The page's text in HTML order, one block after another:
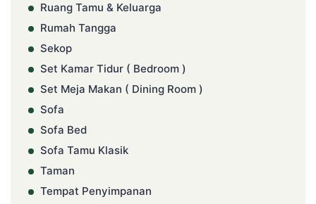
Ruang Tamu & Keluarga
Rumah Tangga
Sekop
Set Kamar Tidur ( Bedroom )
Set Meja Makan ( Dining Room )
Sofa
Sofa Bed
Sofa Tamu Klasik
Taman
Tempat Penyimpanan